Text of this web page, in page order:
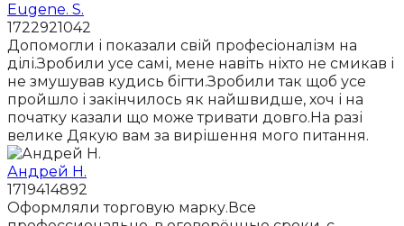
Eugene. S.
1722921042
Допомогли і показали свій професіоналізм на
ділі.Зробили усе самі, мене навіть ніхто не смикав і
не змушував кудись бігти.Зробили так щоб усе
пройшло і закінчилось як найшвидше, хоч і на
початку казали що може тривати довго.На разі
велике Дякую вам за вирішення мого питання.
Андрей Н.
1719414892
Оформляли торговую марку.Все